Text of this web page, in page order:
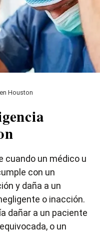
Houston
cuando un médico u
con un
y daña a un
o inacción.
dañar a un paciente
o un